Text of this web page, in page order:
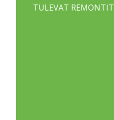
TULEVAT REMONTIT